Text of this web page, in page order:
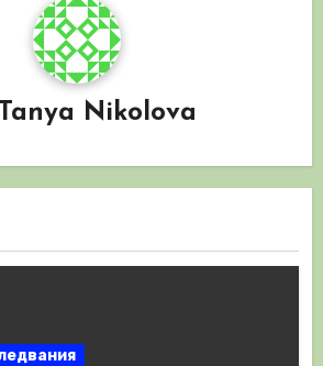
Tanya Nikolova